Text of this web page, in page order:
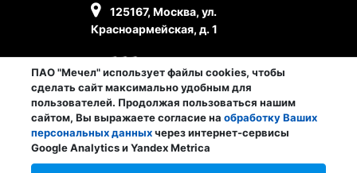
Личный кабинет сотрудника
© ПАО «Мечел», 2026
125167, Москва, ул.
Красноармейская, д. 1
ПАО "Мечел" использует файлы cookies, чтобы
сделать сайт максимально удобным для
пользователей. Продолжая пользоваться нашим
сайтом, Вы выражаете согласие на обработку Ваших
персональных данныхчерез интернет-сервисы
Google Analytics и Yandex Metrica